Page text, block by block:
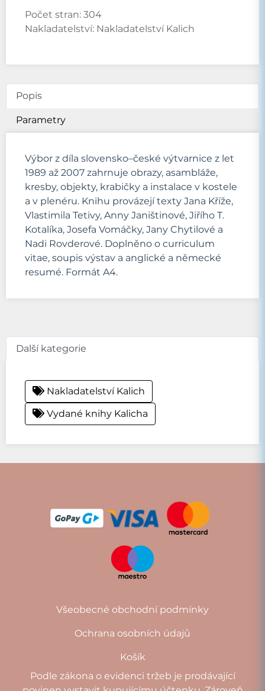
Počet stran: 304
Nakladatelství: Nakladatelství Kalich
Popis
Parametry
Výbor z díla slovensko–české výtvarnice z let
1989 až 2007 zahrnuje obrazy, asambláže,
kresby, objekty, krabičky a instalace v kostele
a v plenéru. Knihu provázejí texty Jana Kříže,
Vlastimila Tetivy, Anny Janištinové, Jiřího T.
Kotalíka, Josefa Vomáčky, Jany Chytilové a
Nadi Rovderové. Doplněno o curriculum
vitae, soupis výstav a anglické a německé
resumé. Formát A4.
Další kategorie
Nakladatelství Kalich
Vydané knihy Kalicha
Všeobecné obchodní podmínky
Ochrana osobních údajů
Košík
Podle zákona o evidenci tržeb je prodávající